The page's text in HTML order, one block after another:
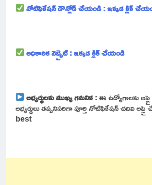
నోటిఫికేషన్ డౌన్లోడ్ చేయండి : ఇక్కడ క్లిక్
అధికారిక వెబ్సైట్ : ఇక్కడ క్లిక్ చేయండి
అభ్యర్థులకు ముఖ్య గమనిక :ఈ ఉద్యోగాలకు
అభ్యర్థులు తప్పనిసరిగా పూర్తి నోటిఫికేషన్ చదివి
best